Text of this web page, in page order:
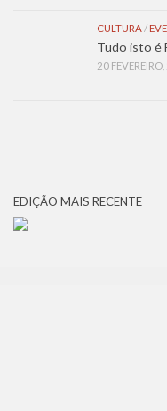
CULTURA/
Tudo isto é
20
EDIÇÃO MAIS RECENTE